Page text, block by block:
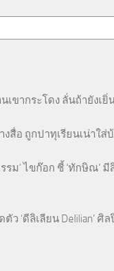
เขากระโดง ลั่นถ้ายังเ
สื่อ ถูกปาทุเรียนเน่าใส่
รรม’ ไขก๊อก ชี้ ‘ทักษิณ’
ดตัว ‘ดีลิเลียน Delilian’ ศิ